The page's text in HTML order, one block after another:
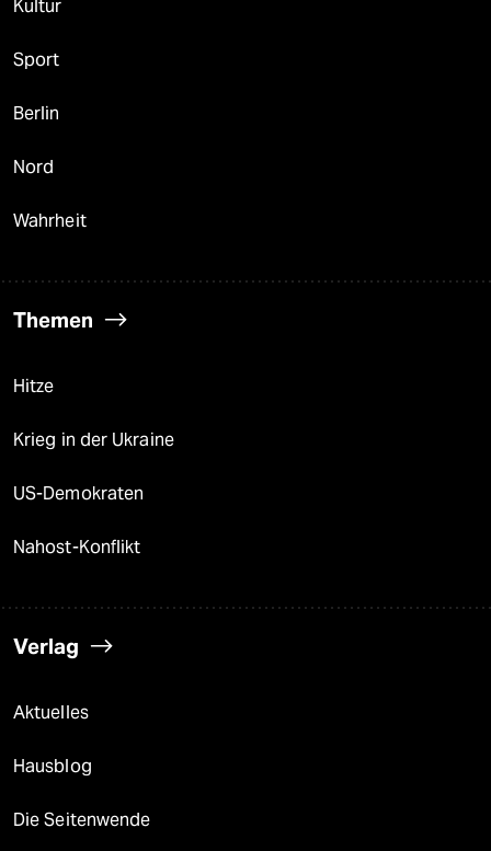
Kultur
Sport
Berlin
Nord
Wahrheit
Themen
Hitze
Krieg in der Ukraine
US-Demokraten
Nahost-Konflikt
Verlag
Aktuelles
Hausblog
Die Seitenwende